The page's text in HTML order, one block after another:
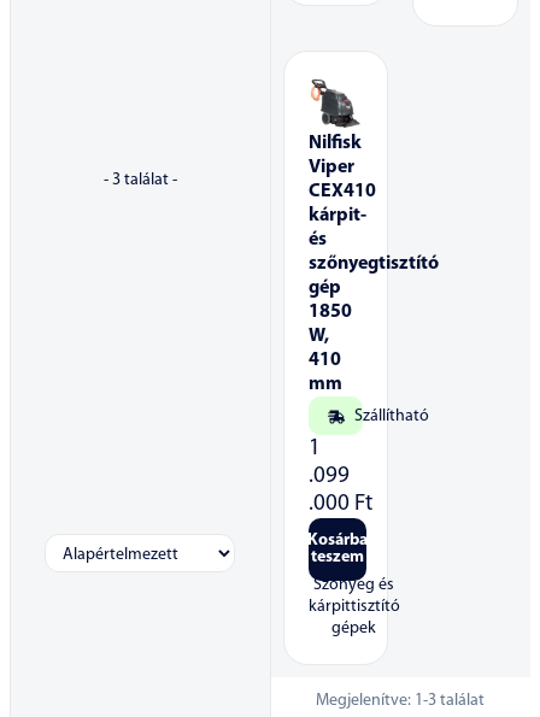
- 3találat -
Nilfisk
Viper
CEX410
kárpit-
és
szőnyegtisztító
gép
1850
W,
410
mm
Szállítható
1
.099
.000 Ft
Kosárba
teszem
Szőnyeg és
kárpittisztító
gépek
Megjelenítve: 1-3 találat